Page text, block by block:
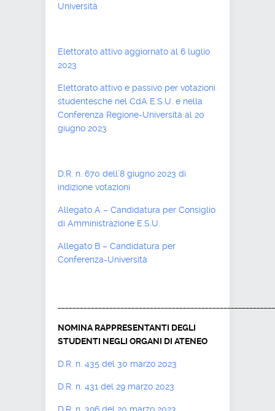
Università
Elettorato attivo aggiornato al 6 luglio
2023
Elettorato attivo e passivo per votazioni
studentesche nel CdA E.S.U. e nella
Conferenza Regione-Università al 20
giugno 2023
D.R. n. 670 dell’8 giugno 2023 di
indizione votazioni
Allegato A – Candidatura per Consiglio
di Amministrazione E.S.U.
Allegato B – Candidatura per
Conferenza-Università
NOMINA RAPPRESENTANTI DEGLI
STUDENTI NEGLI ORGANI DI ATENEO
D.R. n. 435 del 30 marzo 2023
D.R. n. 431 del 29 marzo 2023
D.R. n. 396 del 20 marzo 2023